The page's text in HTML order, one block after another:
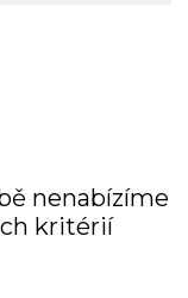
nenabízíme
kritérií